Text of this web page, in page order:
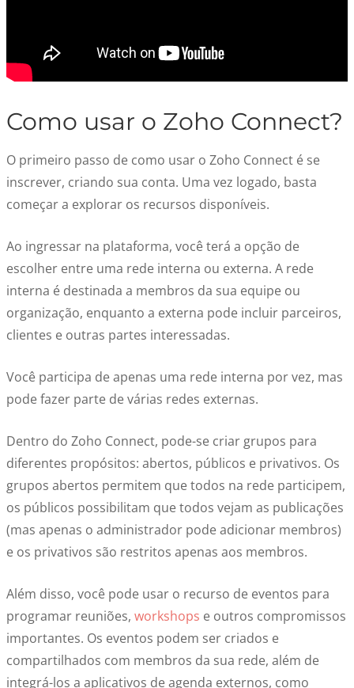
Como usar o Zoho Connect?
O primeiro passo de como usar o Zoho Connect é se
inscrever, criando sua conta. Uma vez logado, basta
começar a explorar os recursos disponíveis.
Ao ingressar na plataforma, você terá a opção de
escolher entre uma rede interna ou externa. A rede
interna é destinada a membros da sua equipe ou
organização, enquanto a externa pode incluir parceiros,
clientes e outras partes interessadas.
Você participa de apenas uma rede interna por vez, mas
pode fazer parte de várias redes externas.
Dentro do Zoho Connect, pode-se criar grupos para
diferentes propósitos: abertos, públicos e privativos. Os
grupos abertos permitem que todos na rede participem,
os públicos possibilitam que todos vejam as publicações
(mas apenas o administrador pode adicionar membros)
e os privativos são restritos apenas aos membros.
Além disso, você pode usar o recurso de eventos para
programar reuniões, workshops e outros compromissos
importantes. Os eventos podem ser criados e
compartilhados com membros da sua rede, além de
integrá-los a aplicativos de agenda externos, como